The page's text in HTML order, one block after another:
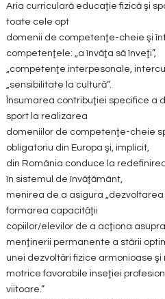
Aria curriculară educaţie fizică şi
toate cele opt
domenii de competenţe-cheie şi
competenţele: „a învăţa să înveţi”,
„competenţe interpesonale,
„sensibilitate la cultură”.
Însumarea contribuţiei specifice a
sport la realizarea
domeniilor de competenţe-cheie
obligatoriu din Europa şi, implicit,
din România conduce la
în sistemul de învăţământ,
menirea de a asigura
formarea capacităţii
copiilor/elevilor de a acţiona
menţinerii permanente a stării
unei dezvoltări fizice armonioase
motrice favorabile inseţiei
viitoare.”